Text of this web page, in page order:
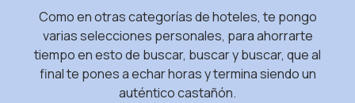
Como en otras categorías de hoteles, te pongo
varias selecciones personales, para ahorrarte
tiempo en esto de buscar, buscar y buscar, que al
final te pones a echar horas y termina siendo un
auténtico castañón.